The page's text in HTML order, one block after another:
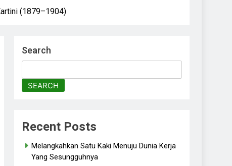
(1879–1904)
Search
SEARCH
Recent Posts
Melangkahkan Satu Kaki Menuju Dunia Kerja
Yang Sesungguhnya